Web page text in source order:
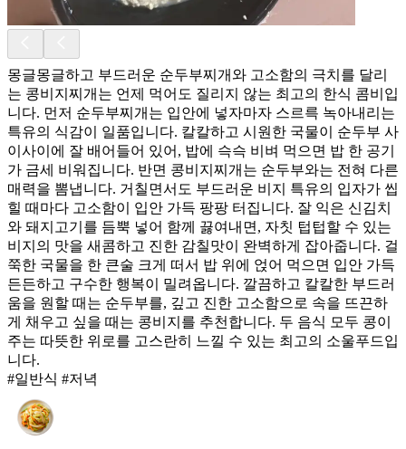
몽글몽글하고 부드러운 순두부찌개와 고소함의 극치를 달리
는 콩비지찌개는 언제 먹어도 질리지 않는 최고의 한식 콤비입
니다. 먼저 순두부찌개는 입안에 넣자마자 스르륵 녹아내리는
특유의 식감이 일품입니다. 칼칼하고 시원한 국물이 순두부 사
이사이에 잘 배어들어 있어, 밥에 슥슥 비벼 먹으면 밥 한 공기
가 금세 비워집니다. 반면 콩비지찌개는 순두부와는 전혀 다른
매력을 뽐냅니다. 거칠면서도 부드러운 비지 특유의 입자가 씹
힐 때마다 고소함이 입안 가득 팡팡 터집니다. 잘 익은 신김치
와 돼지고기를 듬뿍 넣어 함께 끓여내면, 자칫 텁텁할 수 있는
비지의 맛을 새콤하고 진한 감칠맛이 완벽하게 잡아줍니다. 걸
쭉한 국물을 한 큰술 크게 떠서 밥 위에 얹어 먹으면 입안 가득
든든하고 구수한 행복이 밀려옵니다. 깔끔하고 칼칼한 부드러
움을 원할 때는 순두부를, 깊고 진한 고소함으로 속을 뜨끈하
게 채우고 싶을 때는 콩비지를 추천합니다. 두 음식 모두 콩이
주는 따뜻한 위로를 고스란히 느낄 수 있는 최고의 소울푸드입
니다.
#일반식 #저녁